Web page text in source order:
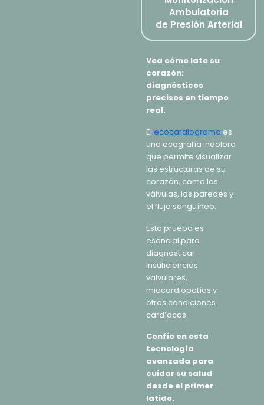
Ambulatoria
de Presión Arterial
Vea cómo late su
corazón:
diagnósticos
precisos en tiempo
real.
El ecocardiograma es
una ecografía indolora
que permite visualizar
las estructuras de su
corazón, como las
válvulas, las paredes y
el flujo sanguíneo.
Esta prueba es
esencial para
diagnosticar
insuficiencias
valvulares,
miocardiopatías y
otras condiciones
cardíacas.
Confíe en esta
tecnología
avanzada para
cuidar su salud
desde el primer
latido.